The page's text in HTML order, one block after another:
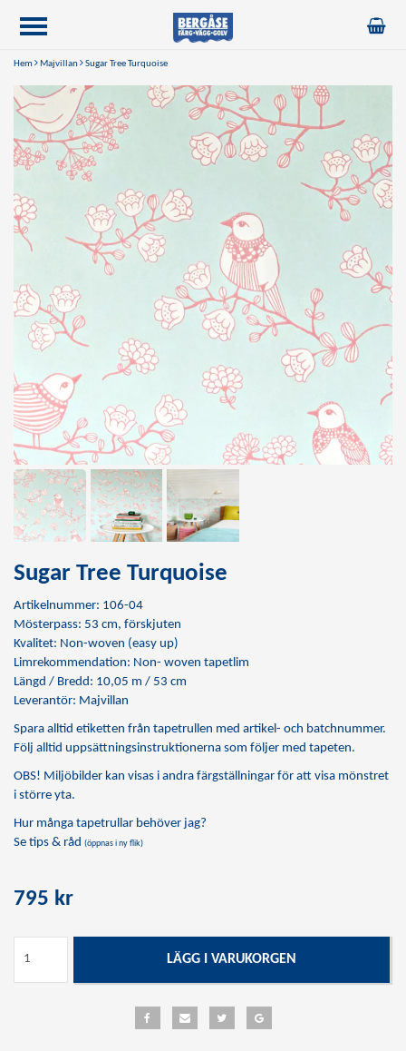
Hem Majvillan Sugar Tree Turquoise
Sugar Tree Turquoise
Artikelnummer: 106-04
Mösterpass: 53 cm, förskjuten
Kvalitet: Non-woven (easy up)
Limrekommendation: Non- woven tapetlim
Längd / Bredd: 10,05 m / 53 cm
Leverantör: Majvillan
Spara alltid etiketten från tapetrullen med artikel- och batchnummer.
Följ alltid uppsättningsinstruktionerna som följer med tapeten.
OBS! Miljöbilder kan visas i andra färgställningar för att visa mönstret
i större yta.
Hur många tapetrullar behöver jag?
Se tips & råd (öppnas i ny flik)
795 kr
LÄGG I VARUKORGEN